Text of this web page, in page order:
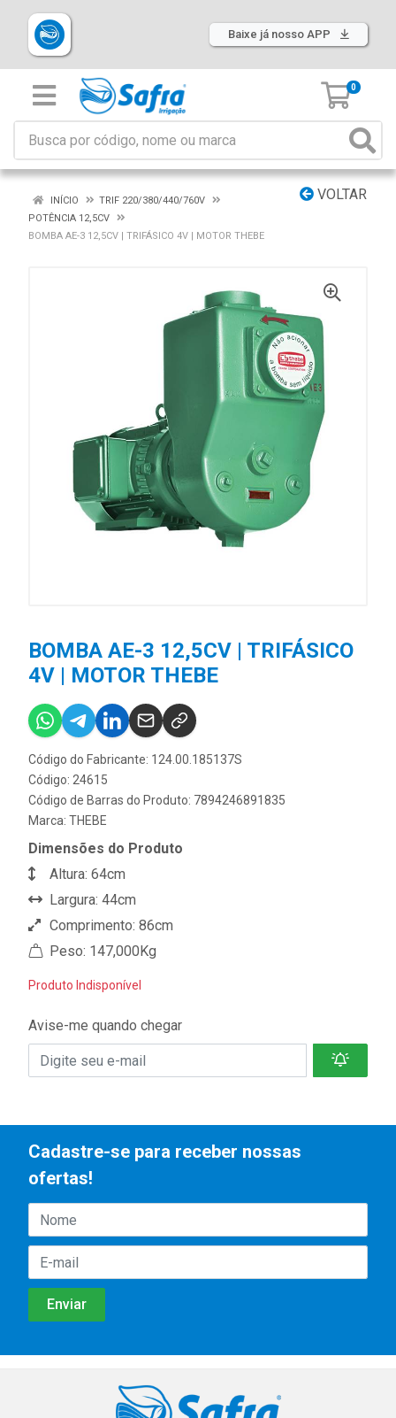
Baixe já nosso APP
0
VOLTAR
INÍCIO
TRIF 220/380/440/760V
POTÊNCIA 12,5CV
BOMBA AE-3 12,5CV | TRIFÁSICO 4V | MOTOR THEBE
BOMBA AE-3 12,5CV | TRIFÁSICO
4V | MOTOR THEBE
Código do Fabricante: 124.00.185137S
Código: 24615
Código de Barras do Produto: 7894246891835
Marca: THEBE
Dimensões do Produto
Altura: 64cm
Largura: 44cm
Comprimento: 86cm
Peso: 147,000Kg
Produto Indisponível
Avise-me quando chegar
Cadastre-se para receber nossas
ofertas!